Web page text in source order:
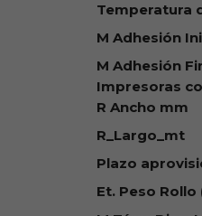
Temperatura
M Adhesión
M Adhesión
Impresoras
R Ancho mm
R_Largo_mt
Plazo
Et. Peso Rollo